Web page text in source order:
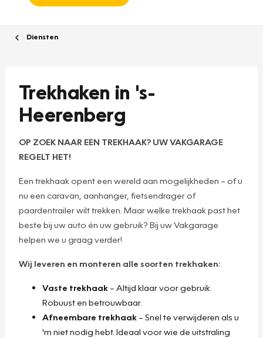
Diensten
Trekhaken in 's-
Heerenberg
OP ZOEK NAAR EEN TREKHAAK? UW VAKGARAGE
REGELT HET!
Een trekhaak opent een wereld aan mogelijkheden – of u
nu een caravan, aanhanger, fietsendrager of
paardentrailer wilt trekken. Maar welke trekhaak past het
beste bij uw auto én uw gebruik? Bij uw Vakgarage
helpen we u graag verder!
Wij leveren en monteren alle soorten trekhaken:
Vaste trekhaak – Altijd klaar voor gebruik.
Robuust en betrouwbaar.
Afneembare trekhaak – Snel te verwijderen als u
'm niet nodig hebt. Ideaal voor wie de uitstraling